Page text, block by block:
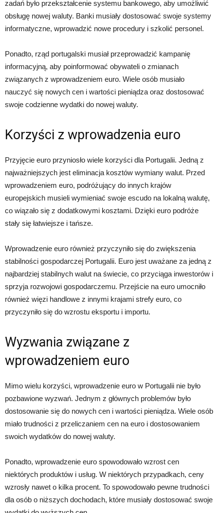
zadań było przekształcenie systemu bankowego, aby umożliwić
obsługę nowej waluty. Banki musiały dostosować swoje systemy
informatyczne, wprowadzić nowe procedury i szkolić personel.
Ponadto, rząd portugalski musiał przeprowadzić kampanię
informacyjną, aby poinformować obywateli o zmianach
związanych z wprowadzeniem euro. Wiele osób musiało
nauczyć się nowych cen i wartości pieniądza oraz dostosować
swoje codzienne wydatki do nowej waluty.
Korzyści z wprowadzenia euro
Przyjęcie euro przyniosło wiele korzyści dla Portugalii. Jedną z
najważniejszych jest eliminacja kosztów wymiany walut. Przed
wprowadzeniem euro, podróżujący do innych krajów
europejskich musieli wymieniać swoje escudo na lokalną walutę,
co wiązało się z dodatkowymi kosztami. Dzięki euro podróże
stały się łatwiejsze i tańsze.
Wprowadzenie euro również przyczyniło się do zwiększenia
stabilności gospodarczej Portugalii. Euro jest uważane za jedną z
najbardziej stabilnych walut na świecie, co przyciąga inwestorów i
sprzyja rozwojowi gospodarczemu. Przejście na euro umocniło
również więzi handlowe z innymi krajami strefy euro, co
przyczyniło się do wzrostu eksportu i importu.
Wyzwania związane z
wprowadzeniem euro
Mimo wielu korzyści, wprowadzenie euro w Portugalii nie było
pozbawione wyzwań. Jednym z głównych problemów było
dostosowanie się do nowych cen i wartości pieniądza. Wiele osób
miało trudności z przeliczaniem cen na euro i dostosowaniem
swoich wydatków do nowej waluty.
Ponadto, wprowadzenie euro spowodowało wzrost cen
niektórych produktów i usług. W niektórych przypadkach, ceny
wzrosły nawet o kilka procent. To spowodowało pewne trudności
dla osób o niższych dochodach, które musiały dostosować swoje